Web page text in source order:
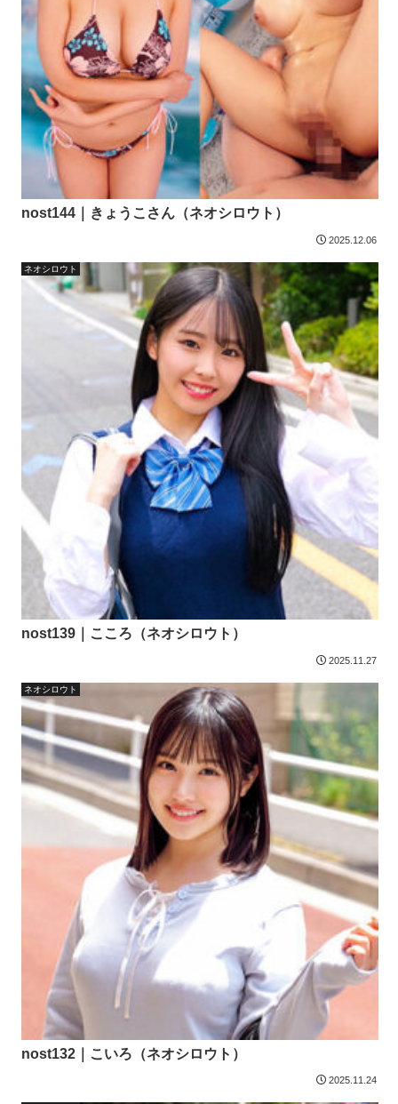
nost144｜きょうこさん（ネオシロウト）
2025.12.06
ネオシロウト
nost139｜こころ（ネオシロウト）
2025.11.27
ネオシロウト
nost132｜こいろ（ネオシロウト）
2025.11.24